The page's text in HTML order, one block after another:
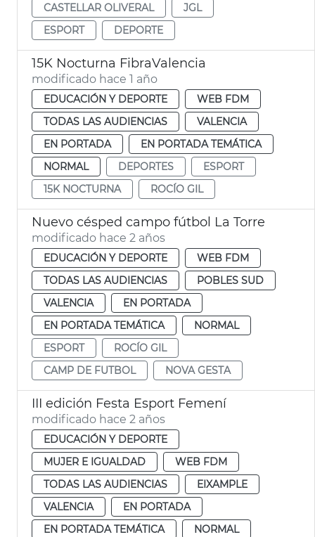
CASTELLAR OLIVERAL
JGL
ESPORT
DEPORTE
15K Nocturna FibraValencia
modificado hace 1 año
EDUCACIÓN Y DEPORTE
WEB FDM
TODAS LAS AUDIENCIAS
VALENCIA
EN PORTADA
EN PORTADA TEMÁTICA
NORMAL
DEPORTES
ESPORT
15K NOCTURNA
ROCÍO GIL
Nuevo césped campo fútbol La Torre
modificado hace 2 años
EDUCACIÓN Y DEPORTE
WEB FDM
TODAS LAS AUDIENCIAS
POBLES SUD
VALENCIA
EN PORTADA
EN PORTADA TEMÁTICA
NORMAL
ESPORT
ROCÍO GIL
CAMP DE FUTBOL
NOVA GESTA
III edición Festa Esport Femení
modificado hace 2 años
EDUCACIÓN Y DEPORTE
MUJER E IGUALDAD
WEB FDM
TODAS LAS AUDIENCIAS
EIXAMPLE
VALENCIA
EN PORTADA
EN PORTADA TEMÁTICA
NORMAL